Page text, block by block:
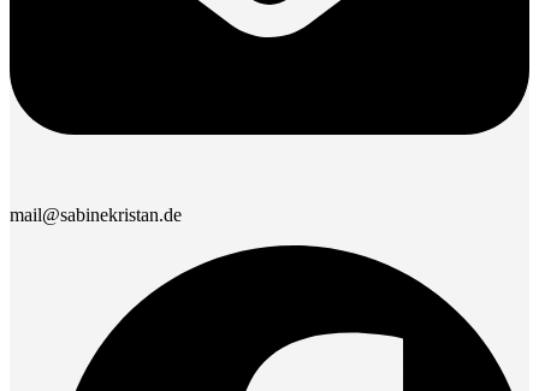
mail@sabinekristan.de